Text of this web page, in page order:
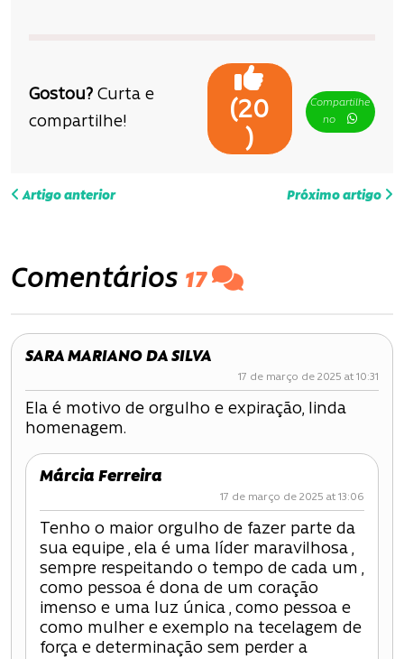
Gostou? Curta e
compartilhe!
(20
)
Compartilhe
no
N
v
e
g
a
ç
ã
o
Artigo anterior Próximo artigo
Comentários 17
SARA MARIANO DA SILVA
17 de março de 2025 at 10:31
Ela é motivo de orgulho e expiração, linda
homenagem.
Márcia Ferreira
17 de março de 2025 at 13:06
Tenho o maior orgulho de fazer parte da
sua equipe , ela é uma líder maravilhosa ,
sempre respeitando o tempo de cada um ,
como pessoa é dona de um coração
imenso e uma luz única , como pessoa e
como mulher e exemplo na tecelagem de
força e determinação sem perder a